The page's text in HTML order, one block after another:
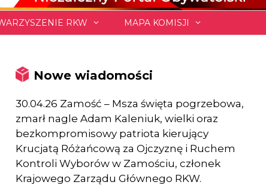
RKW MAPA KOMISJI
Nowe wiadomości
30.04.26 Zamość – Msza święta pogrzebowa,
zmarł nagle Adam Kaleniuk, wielki oraz
bezkompromisowy patriota kierujący
Krucjatą Różańcową za Ojczyznę i Ruchem
Kontroli Wyborów w Zamościu, członek
Krajowego Zarządu Głównego RKW.